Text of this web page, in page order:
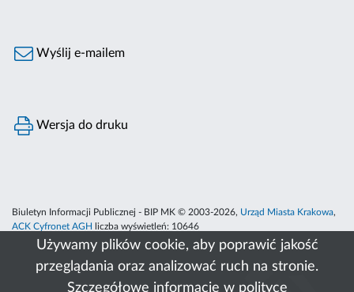
Używamy plików cookie, aby poprawić jakość
przeglądania oraz analizować ruch na stronie.
Szczegółowe informacje w polityce
Wyślij e-mailem
Wersja do druku
Biuletyn Informacji Publicznej - BIP MK © 2003-2026, Urząd Miasta Krakowa,
ACK Cyfronet AGH
liczba wyświetleń: 10646